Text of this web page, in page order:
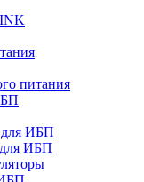
питания
ИБП
ИБП